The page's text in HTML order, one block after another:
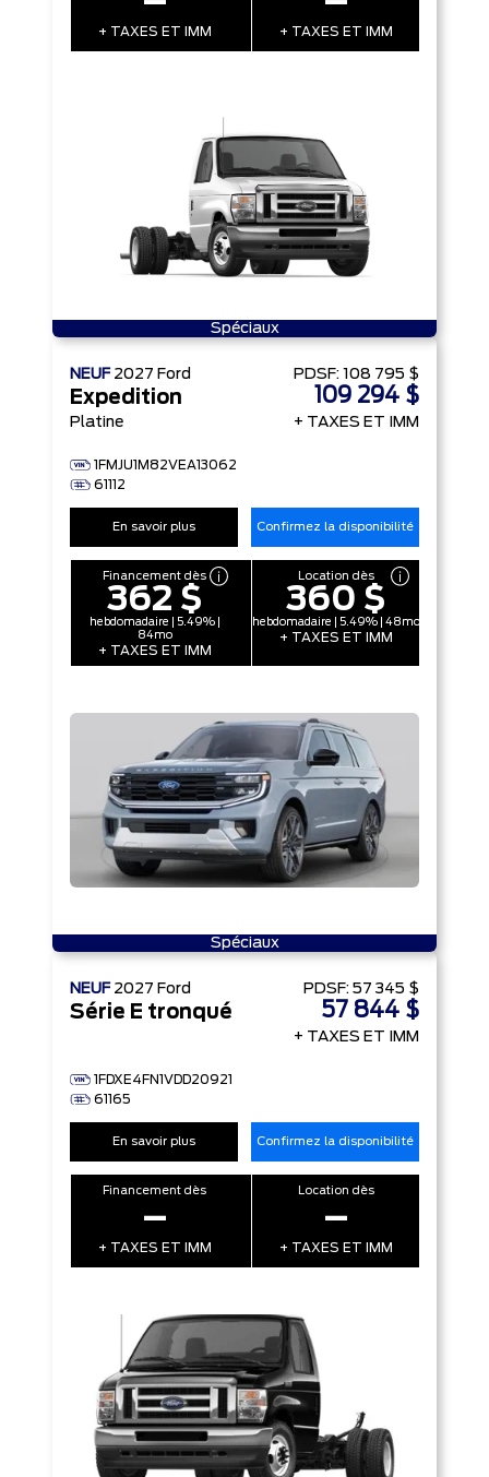
+ TAXES ET IMM + TAXES ET IMM
Spéciaux
NEUF 2027 Ford
Expedition
Platine
1FMJU1M82VEA13062
61112
PDSF: 108 795 $
109 294 $
+ TAXES ET IMM
En savoir plus Confirmez la disponibilité
Financement dès
362 $
hebdomadaire | 5.49% |
84mo
+ TAXES ET IMM
Location dès
360 $
hebdomadaire | 5.49% | 48mo
+ TAXES ET IMM
Spéciaux
NEUF 2027 Ford
Série E tronqué
1FDXE4FN1VDD20921
61165
PDSF: 57 345 $
57 844 $
+ TAXES ET IMM
En savoir plus Confirmez la disponibilité
Financement dès
–
+ TAXES ET IMM
Location dès
–
+ TAXES ET IMM